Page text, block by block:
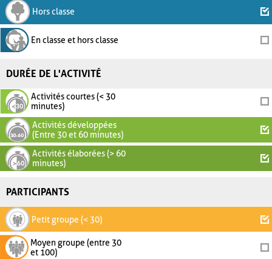
Hors classe
En classe et hors classe
DURÉE DE L'ACTIVITÉ
Activités courtes (< 30
minutes)
Activités développées
(Entre 30 et 60 minutes)
Activités élaborées (> 60
minutes)
PARTICIPANTS
Petit groupe (< 30)
Moyen groupe (entre 30
et 100)